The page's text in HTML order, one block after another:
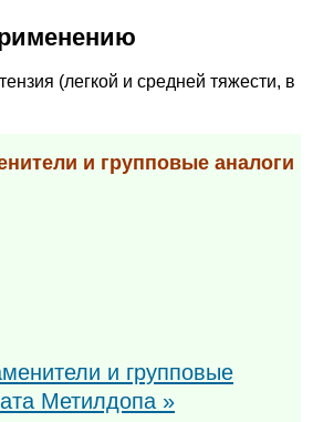
(легкой и средней тяжести, в
и групповые аналоги
и групповые
Метилдопа »